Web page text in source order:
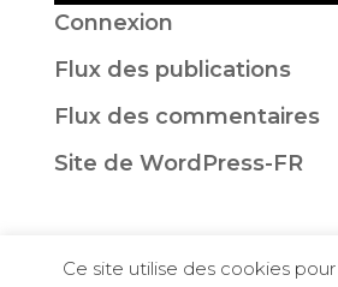
Connexion
Flux des publications
Flux des commentaires
Site de WordPress-FR
© 2025 EFSRA| Créé avec le
Ce site utilise des cookies